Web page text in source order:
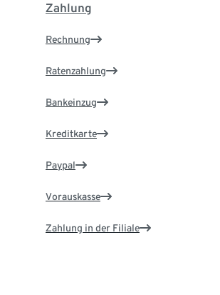
Zahlung
Rechnung
Ratenzahlung
Bankeinzug
Kreditkarte
Paypal
Vorauskasse
Zahlung in der Filiale